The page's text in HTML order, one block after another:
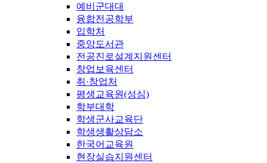
예비군대대
융합전공학부
입학처
중앙도서관
전공진로설계지원센터
창업보육센터
취·창업처
평생교육원(성심)
학부대학
학생군사교육단
학생생활상담소
한국어교육원
현장실습지원센터